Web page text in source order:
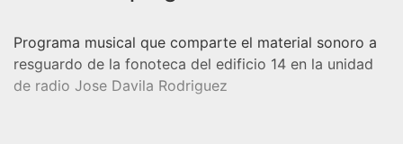
Programa musical que comparte el material sonoro a
resguardo de la fonoteca del edificio 14 en la unidad
de radio Jose Davila Rodriguez